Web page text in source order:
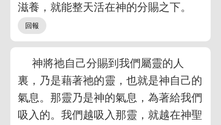
滋養，就能整天活在神的分賜之下。
神將祂自己分賜到我們屬靈的人
裏，乃是藉著祂的靈，也就是神自己的
氣息。那靈乃是神的氣息，為著給我們
吸入的。我們越吸入那靈，就越在神聖